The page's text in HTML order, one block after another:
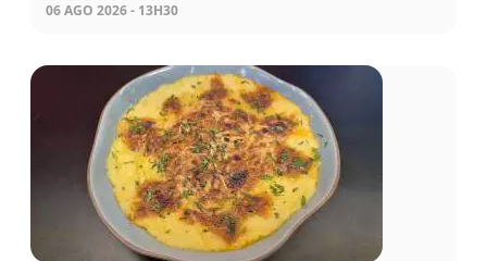
06 AGO 2026 - 13H30